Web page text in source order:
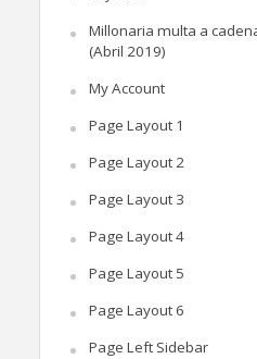
Millonaria multa a
(Abril 2019)
My Account
Page Layout 1
Page Layout 2
Page Layout 3
Page Layout 4
Page Layout 5
Page Layout 6
Page Left Sidebar